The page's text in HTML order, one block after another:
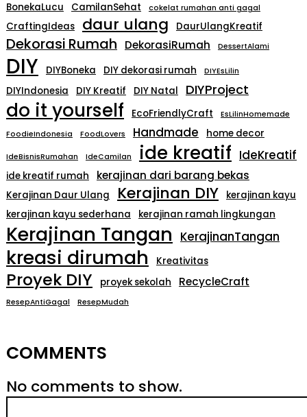
BonekaLucu CamilanSehat cokelat rumahan anti gagal
CraftingIdeas daur ulang DaurUlangKreatif
Dekorasi Rumah DekorasiRumah DessertAlami
DIY DIYBoneka DIY dekorasi rumah DIYEsLilin
DIYIndonesia DIY Kreatif DIY Natal DIYProject
do it yourself EcoFriendlyCraft
EsLilinHomemade
FoodieIndonesia
FoodLovers Handmade home decor
IdeBisnisRumahan IdeCamilan ide kreatif IdeKreatif
ide kreatif rumah kerajinan dari barang bekas
Kerajinan Daur Ulang Kerajinan DIY
kerajinan kayu
kerajinan kayu sederhana
kerajinan ramah lingkungan
Kerajinan Tangan KerajinanTangan
kreasi dirumah Kreativitas
Proyek DIY proyek sekolah RecycleCraft
ResepAntiGagal ResepMudah
COMMENTS
No comments to show.